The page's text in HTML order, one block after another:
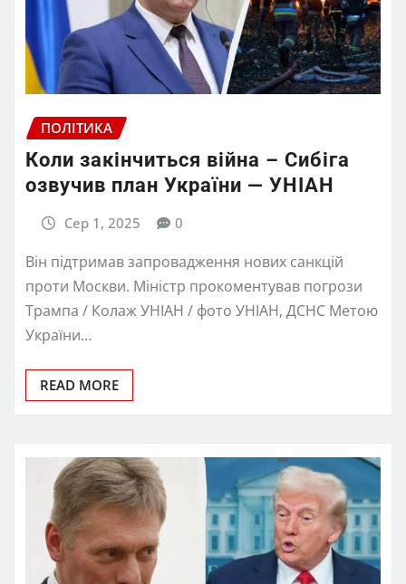
ПОЛІТИКА
Коли закінчиться війна – Сибіга
озвучив план України — УНІАН
Сер 1, 2025 0
Він підтримав запровадження нових санкцій
проти Москви. Міністр прокоментував погрози
Трампа / Колаж УНІАН / фото УНІАН, ДСНС Метою
України…
READ MORE